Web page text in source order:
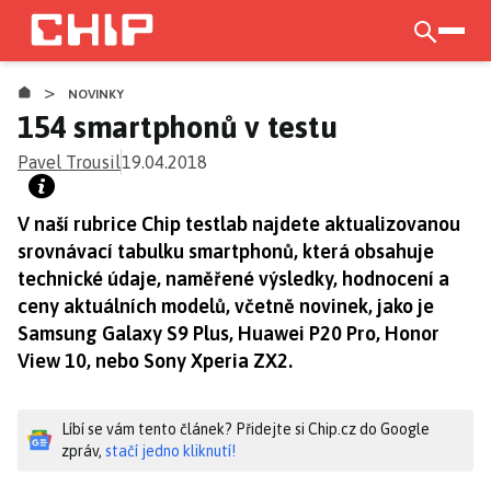
Přejít
hlavnímu
obsahu
> NOVINKY
154 smartphonů v testu
Pavel Trousil19.04.2018
V naší rubrice Chip testlab najdete aktualizovanou
srovnávací tabulku smartphonů, která obsahuje
technické údaje, naměřené výsledky, hodnocení a
ceny aktuálních modelů, včetně novinek, jako je
Samsung Galaxy S9 Plus, Huawei P20 Pro, Honor
View 10, nebo Sony Xperia ZX2.
Líbí se vám tento článek? Přidejte si Chip.cz do Google
zpráv, stačí jedno kliknutí!